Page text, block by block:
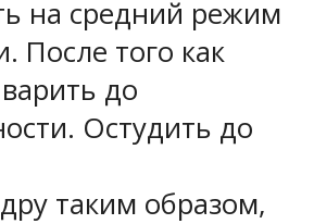
на средний режим
После того как
до
Остудить до
таким образом,